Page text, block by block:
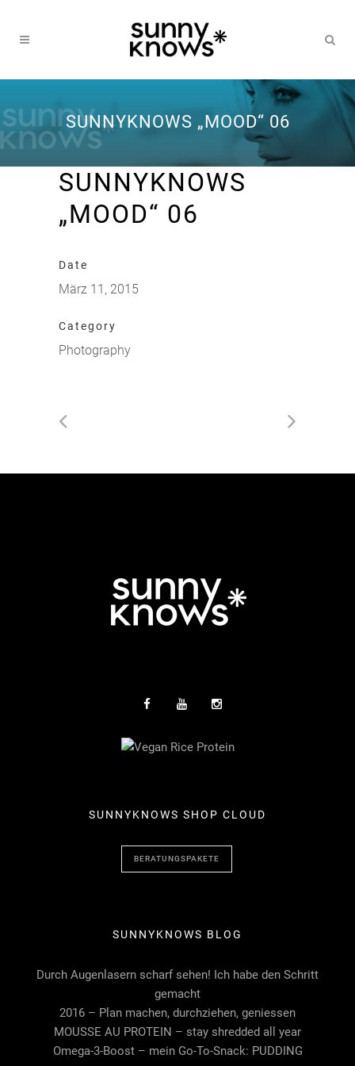
SUNNYKNOWS „MOOD“ 06
SUNNYKNOWS
„MOOD“ 06
Date
März 11, 2015
Category
Photography
SUNNYKNOWS SHOP CLOUD
BERATUNGSPAKETE
SUNNYKNOWS BLOG
Durch Augenlasern scharf sehen! Ich habe den Schritt
gemacht
2016 – Plan machen, durchziehen, geniessen
MOUSSE AU PROTEIN – stay shredded all year
Omega-3-Boost – mein Go-To-Snack: PUDDING